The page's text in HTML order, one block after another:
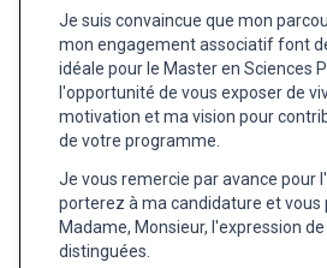
Je suis convaincue que mon
mon engagement associatif font
idéale pour le Master en Sciences
l'opportunité de vous exposer de
motivation et ma vision pour
de votre programme.
Je vous remercie par avance pour
porterez à ma candidature et vous
Madame, Monsieur, l'expression
distinguées.